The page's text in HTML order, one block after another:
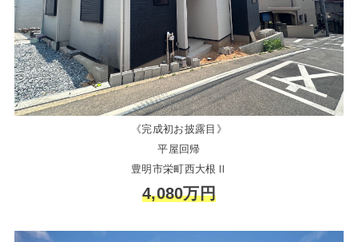
《完成初お披露目》
平屋回帰
豊明市栄町西大根Ⅱ
4,080万円